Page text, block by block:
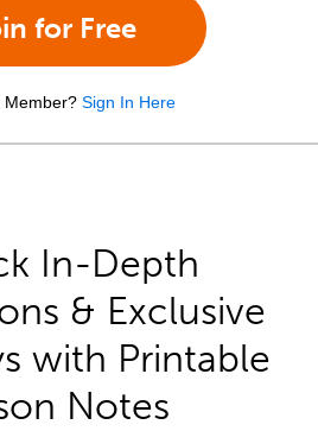
for Free
Member? Sign In Here
In-Depth
& Exclusive
with Printable
Notes